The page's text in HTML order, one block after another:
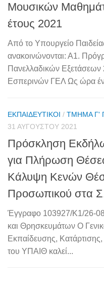
Μουσικών
έτους 2021
Από το Υπουργείο
ανακοινώνονται: Α1.
Πανελλαδικών
Εσπερινών ΓΕΛ Ως ώρα
ΕΚΠΑΙΔΕΥΤΙΚΟΊ / ΤΜΉΜΑ Γ'
31 ΑΥΓΟΎΣΤΟΥ 2021
Πρόσκληση
για Πλήρωση
Κάλυψη Κενών
Προσωπικού στα
Έγγραφο 103927/K1/26-
και Θρησκευμάτων Ο
Εκπαίδευσης,
του ΥΠΑΙΘ καλεί...